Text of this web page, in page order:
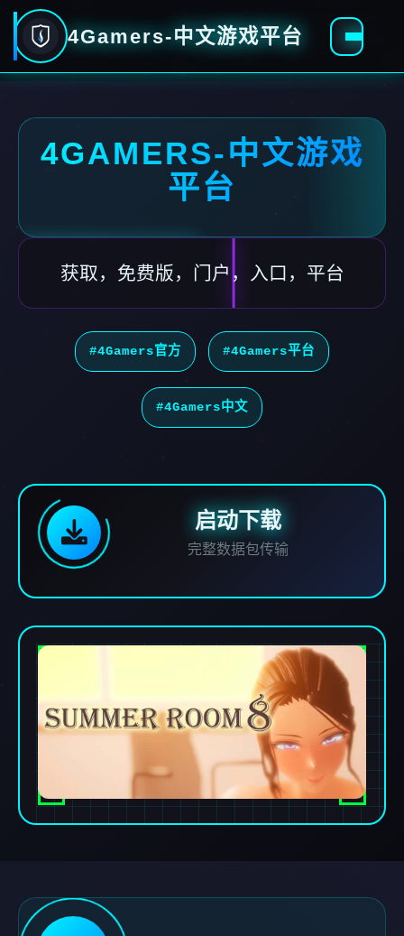
4Gamers-中文游戏平台
4GAMERS-中文游戏
平台
获取，免费版，门户，入口，平台
#4Gamers官方 #4Gamers平台
#4Gamers中文
启动下载
完整数据包传输